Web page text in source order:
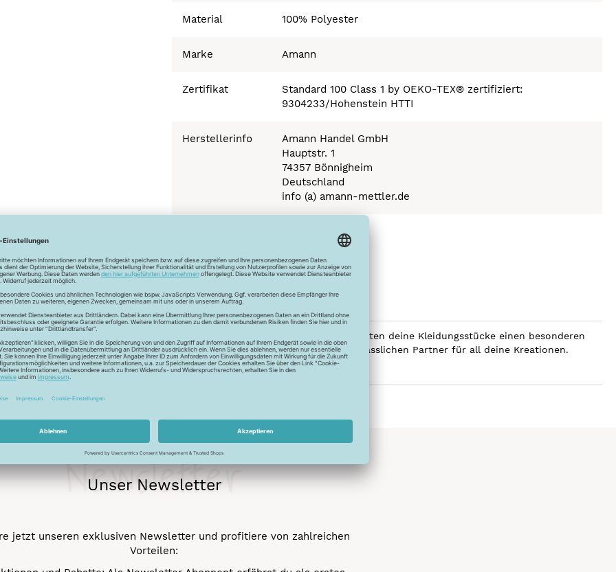
Material 100% Polyester
Marke Amann
Zertifikat
Standard 100 Class 1 by OEKO-TEX® zertifiziert:
9304233/Hohenstein HTTI
Herstellerinfo
Amann Handel GmbH
Hauptstr. 1
74357 Bönnigheim
Deutschland
info (a) amann-mettler.de
Seide - Kleider machen Leute. Mit dem Universalfaden SERALON erhalten deine Kleidungsstücke einen besonderen
und die idealen Gleiteigenschaftten machen den Allesnäher zum verlässlichen Partner für all deine Kreationen.
werden.
Unser Newsletter
Newsletter
jetzt unseren exklusiven Newsletter und profitiere von zahlreichen
Vorteilen: